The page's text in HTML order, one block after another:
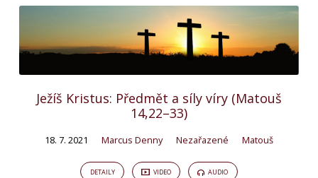
"předmět
a
síla
víry"
Kázání
Ježíš Kristus: Předmět a síly víry (Matouš
14,22–33)
18. 7. 2021 Marcus Denny Nezařazené Matouš
DETAILY VIDEO AUDIO